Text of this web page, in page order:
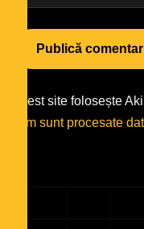
Acest site folosește
cum sunt procesate